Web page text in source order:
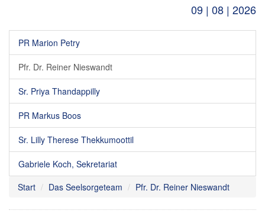
09 | 08 | 2026
PR Marion Petry
Pfr. Dr. Reiner Nieswandt
Sr. Priya Thandappilly
PR Markus Boos
Sr. Lilly Therese Thekkumoottil
Gabriele Koch, Sekretariat
Start
Das Seelsorgeteam Pfr. Dr. Reiner Nieswandt